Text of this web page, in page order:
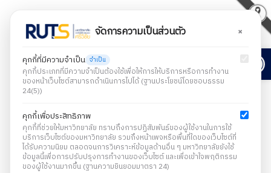
ข่าวประชาสัมพันธ์
จัดการความเป็นส่วนตัว ×
คุกกี้ที่มีความจำเป็น จำเป็น
คุกกี้ประเภทที่มีความจำเป็นต้องใช้เพื่อให้การให้บริการหรือการทำงาน
ของหน้าเว็บไซต์สามารถดำเนินการไปได้ (ฐานประโยชน์โดยชอบธรรม
24(5))
คุกกี้เพื่อประสิทธิภาพ
คุกกี้ที่ช่วยให้มหาวิทยาลัย ทราบถึงการปฏิสัมพันธ์ของผู้ใช้งานในการใช้
บริการเว็บไซต์ของมหาวิทยาลัย รวมถึงหน้าเพจหรือพื้นที่ใดของเว็บไซต์ที่
ได้รับความนิยม ตลอดจนการวิเคราะห์ข้อมูลด้านอื่น ๆ มหาวิทยาลัยยังใช้
ข้อมูลนี้เพื่อการปรับปรุงการทำงานของเว็บไซต์ และเพื่อเข้าใจพฤติกรรม
ของผู้ใช้งานมากขึ้น (ฐานความยินยอมมาตรา 24)